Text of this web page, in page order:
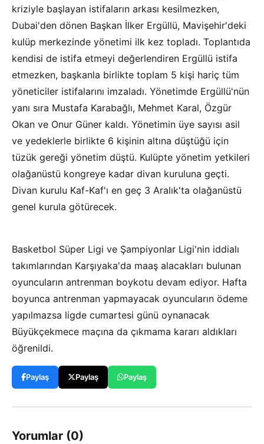
kriziyle başlayan istifaların arkası kesilmezken,
Dubai'den dönen Başkan İlker Ergüllü, Mavişehir'deki
kulüp merkezinde yönetimi ilk kez topladı. Toplantıda
kendisi de istifa etmeyi değerlendiren Ergüllü istifa
etmezken, başkanla birlikte toplam 5 kişi hariç tüm
yöneticiler istifalarını imzaladı. Yönetimde Ergüllü'nün
yanı sıra Mustafa Karabağlı, Mehmet Karal, Özgür
Okan ve Onur Güner kaldı. Yönetimin üye sayısı asil
ve yedeklerle birlikte 6 kişinin altına düştüğü için
tüzük gereği yönetim düştü. Kulüpte yönetim yetkileri
olağanüstü kongreye kadar divan kuruluna geçti.
Divan kurulu Kaf-Kaf'ı en geç 3 Aralık'ta olağanüstü
genel kurula götürecek.
Basketbol Süper Ligi ve Şampiyonlar Ligi'nin iddialı
takımlarından Karşıyaka'da maaş alacakları bulunan
oyuncuların antrenman boykotu devam ediyor. Hafta
boyunca antrenman yapmayacak oyuncuların ödeme
yapılmazsa ligde cumartesi günü oynanacak
Büyükçekmece maçına da çıkmama kararı aldıkları
öğrenildi.
Paylaş Paylaş Paylaş
Yorumlar (0)